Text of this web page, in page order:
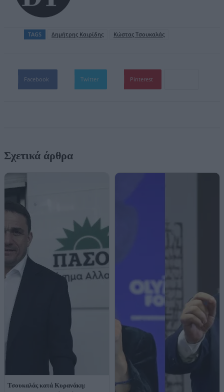
TAGS Δημήτρης Καιρίδης Κώστας Τσουκαλάς
Facebook Twitter Pinterest
Σχετικά άρθρα
Τσουκαλάς κατά Κυρανάκη: